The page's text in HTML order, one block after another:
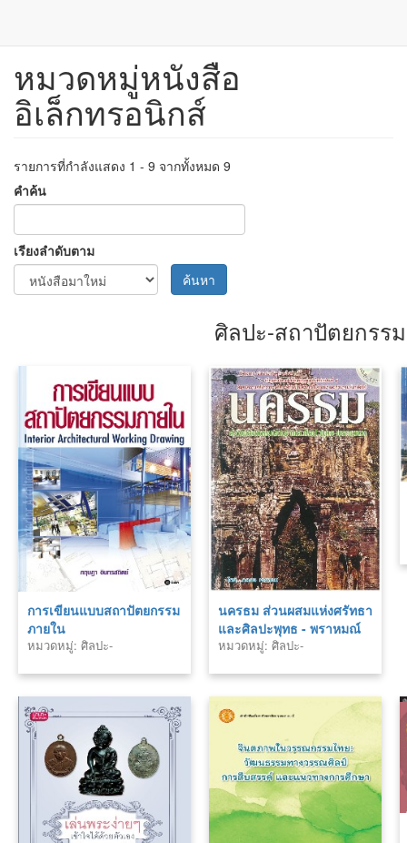
ข้าม
เนื้อหา
หมวดหมู่หนังสือ
อิเล็กทรอนิกส์
รายการที่กำลังแสดง 1 - 9 จากทั้งหมด 9
คำค้น
เรียงลำดับตาม
ค้นหา
ศิลปะ-สถาปัตยกรรม
การเขียนแบบสถาปัตยกรรม
ภายใน
หมวดหมู่: ศิลปะ-
นครธม ส่วนผสมแห่งศรัทธา
และศิลปะพุทธ - พราหมณ์
หมวดหมู่: ศิลปะ-